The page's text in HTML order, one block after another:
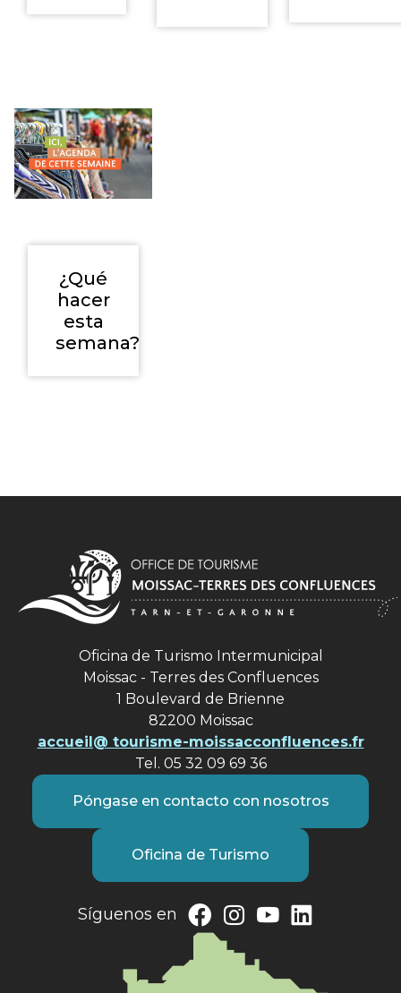
¿Qué
hacer
esta
semana?
Oficina de Turismo Intermunicipal
Moissac - Terres des Confluences
1 Boulevard de Brienne
82200 Moissac
accueil@ tourisme-moissacconfluences.fr
Tel. 05 32 09 69 36
Póngase en contacto con nosotros
Oficina de Turismo
Síguenos en